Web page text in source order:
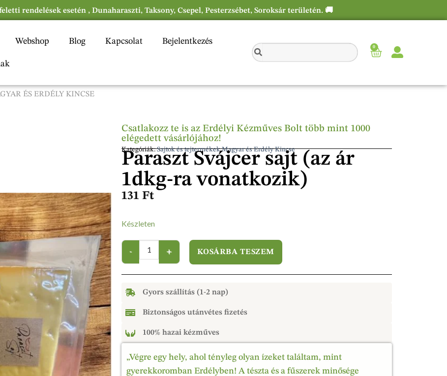
rendelések esetén , Dunaharaszti, Taksony, Csepel, Pesterzsébet, Soroksár területén. 🚚
Webshop Blog Kapcsolat Bejelentkezés
0
ÉS ERDÉLY KINCSE
Csatlakozz te is az Erdélyi Kézműves Bolt több mint 1000
elégedett vásárlójához!
Kategóriák:Sajtok és tejtermékek Magyar és Erdély Kincse
Paraszt Svájcer sajt (az ár
1dkg-ra vonatkozik)
131 Ft
Készleten
KOSÁRBA TESZEM
Gyors szállítás (1-2 nap)
Biztonságos utánvétes fizetés
100% hazai kézműves
„Végre egy hely, ahol tényleg olyan ízeket találtam, mint
gyerekkoromban Erdélyben! A tészta és a fűszerek minősége